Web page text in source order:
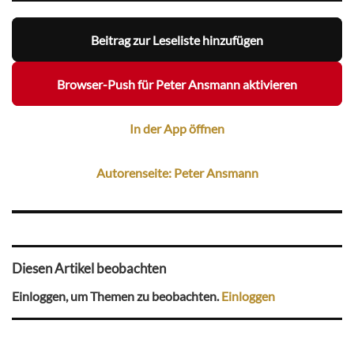
Beitrag zur Leseliste hinzufügen
Browser-Push für Peter Ansmann aktivieren
In der App öffnen
Autorenseite: Peter Ansmann
Diesen Artikel beobachten
Einloggen, um Themen zu beobachten.Einloggen